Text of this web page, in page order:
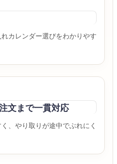
カレンダー選びをわかりやす
文まで一貫対応
、やり取りが途中でぶれにく